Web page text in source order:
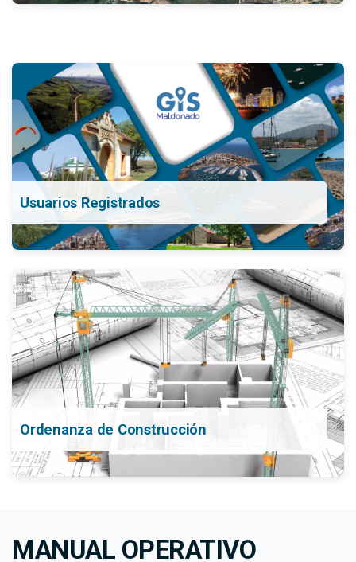
Usuarios Registrados
Ordenanza de Construcción
MANUAL OPERATIVO